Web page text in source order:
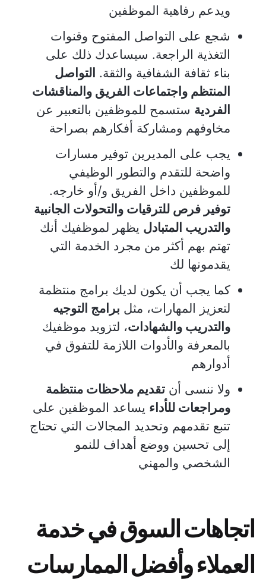
ويدعم رفاهية الموظفين
شجع على التواصل المفتوح وقنوات
التغذية الراجعة. سيساعدك ذلك على
بناء ثقافة الشفافية والثقة. التواصل
المنتظم واجتماعات الفريق والمناقشات
الفردية ستسمح للموظفين بالتعبير عن
مخاوفهم ومشاركة أفكارهم بصراحة
يجب على المديرين توفير مسارات
واضحة للتقدم والتطور الوظيفي
للموظفين داخل الفريق و/أو خارجه.
توفير فرص للترقيات والتحولات الجانبية
والتدريب المتبادل يظهر لموظفيك أنك
تهتم بهم أكثر من مجرد الخدمة التي
يقدمونها لك
كما يجب أن يكون لديك برامج منتظمة
لتعزيز المهارات، مثل برامج التوجيه
والتدريب والشهادات، لتزويد موظفيك
بالمعرفة والأدوات اللازمة للتفوق في
أدوارهم
ولا ننسى أن تقديم ملاحظات منتظمة
ومراجعات للأداء يساعد الموظفين على
تتبع تقدمهم وتحديد المجالات التي تحتاج
إلى تحسين ووضع أهداف للنمو
الشخصي والمهني
اتجاهات السوق في خدمة
العملاء وأفضل الممارسات